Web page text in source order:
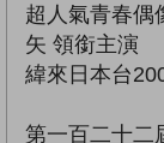
超人氣青春偶
矢 領銜主演
緯來日本台
第一百二十二